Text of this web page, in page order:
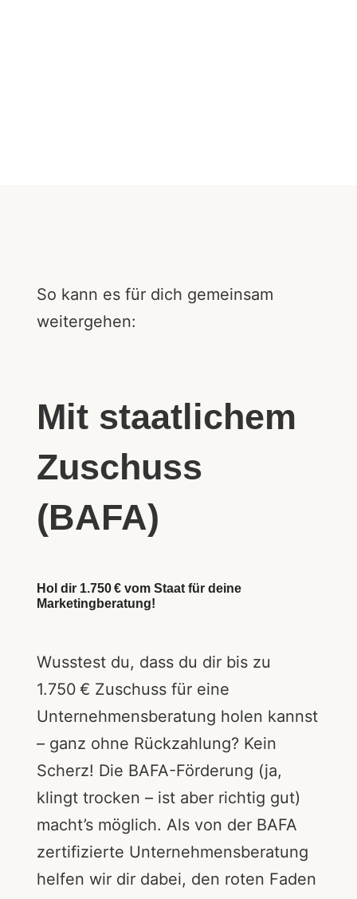
So kann es für dich gemeinsam
weitergehen:
Mit staatlichem
Zuschuss
(BAFA)
Hol dir 1.750 € vom Staat für deine
Marketingberatung!
Wusstest du, dass du dir bis zu
1.750 € Zuschuss für eine
Unternehmensberatung holen kannst
– ganz ohne Rückzahlung? Kein
Scherz! Die BAFA-Förderung (ja,
klingt trocken – ist aber richtig gut)
macht’s möglich. Als von der BAFA
zertifizierte Unternehmensberatung
helfen wir dir dabei, den roten Faden